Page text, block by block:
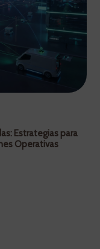
Estrategias para
Operativas